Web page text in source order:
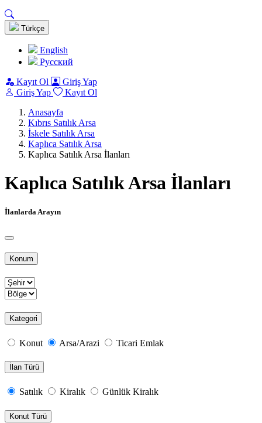
Türkçe
English
Pусский
Kayıt Ol
Giriş Yap
Giriş Yap
Kayıt Ol
Anasayfa
Kıbrıs Satılık Arsa
İskele Satılık Arsa
Kaplıca Satılık Arsa
Kaplıca Satılık Arsa İlanları
Kaplıca Satılık Arsa İlanları
İlanlarda Arayın
Konum
Kategori
Konut Arsa/Arazi Ticari Emlak
İlan Türü
Satılık Kiralık Günlük Kiralık
Konut Türü